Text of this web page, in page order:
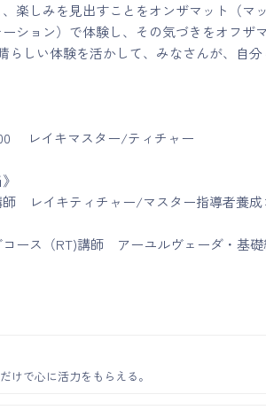
楽しみを見出すことをオンザマット（マ
ション）で体験し、その気づきをオフザ
らしい体験を活かして、みなさんが、自分
レイキマスター/ティチャー
師 レイキティチャー/マスター指導者養成
コース（RT)講師 アーユルヴェーダ・基
けで心に活力をもらえる。